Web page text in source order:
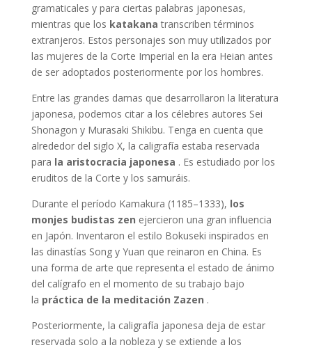
gramaticales y para ciertas palabras japonesas,
mientras que los katakana transcriben términos
extranjeros. Estos personajes son muy utilizados por
las mujeres de la Corte Imperial en la era Heian antes
de ser adoptados posteriormente por los hombres.
Entre las grandes damas que desarrollaron la literatura
japonesa, podemos citar a los célebres autores Sei
Shonagon y Murasaki Shikibu. Tenga en cuenta que
alrededor del siglo X, la caligrafía estaba reservada
para la aristocracia japonesa . Es estudiado por los
eruditos de la Corte y los samuráis.
Durante el período Kamakura (1185–1333), los
monjes budistas zen ejercieron una gran influencia
en Japón. Inventaron el estilo Bokuseki inspirados en
las dinastías Song y Yuan que reinaron en China. Es
una forma de arte que representa el estado de ánimo
del calígrafo en el momento de su trabajo bajo
la práctica de la meditación Zazen .
Posteriormente, la caligrafía japonesa deja de estar
reservada solo a la nobleza y se extiende a los